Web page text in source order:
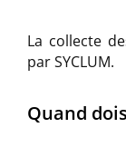
La collecte
par SYCLUM.
Quand